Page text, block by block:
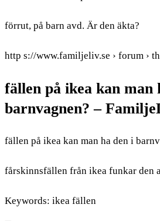
förrut, på barn avd. Är den äkta?
http s://www.familjeliv.se › forum ›
fällen på ikea kan man
barnvagnen? –
fällen på ikea kan man ha den i
fårskinnsfällen från ikea funkar den
Keywords: ikea fällen